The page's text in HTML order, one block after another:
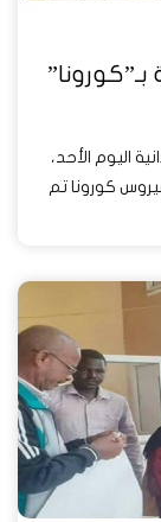
اليوم الأحد،
كورونا تم